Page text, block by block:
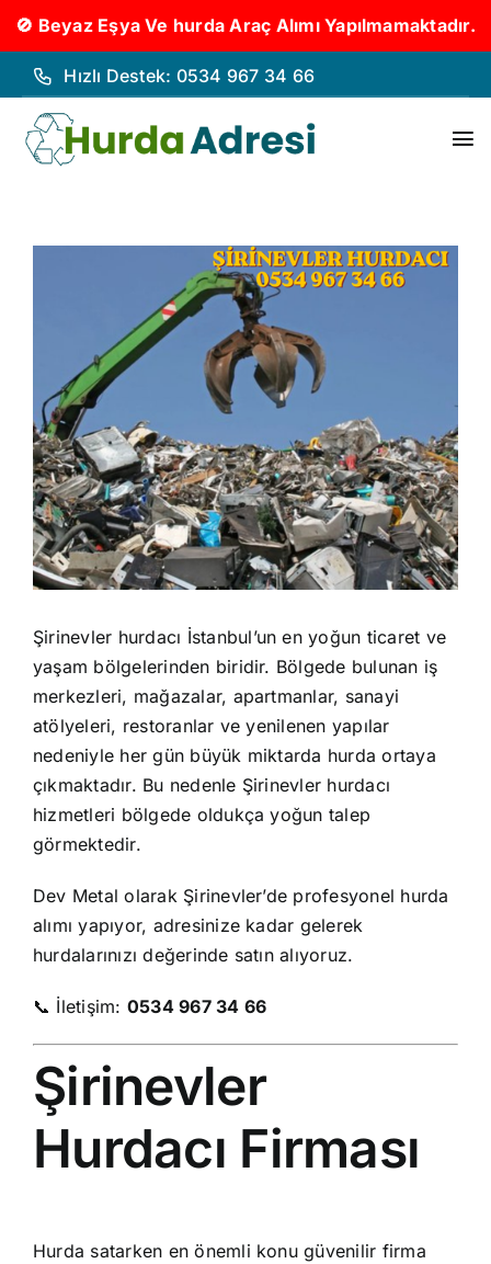
🚫 Beyaz Eşya Ve hurda Araç Alımı Yapılmamaktadır.
İçeriğe
geç
Hızlı Destek: 0534 967 34 66
Şirinevler hurdacı İstanbul’un en yoğun ticaret ve
yaşam bölgelerinden biridir. Bölgede bulunan iş
merkezleri, mağazalar, apartmanlar, sanayi
atölyeleri, restoranlar ve yenilenen yapılar
nedeniyle her gün büyük miktarda hurda ortaya
çıkmaktadır. Bu nedenle Şirinevler hurdacı
hizmetleri bölgede oldukça yoğun talep
görmektedir.
Dev Metal olarak Şirinevler’de profesyonel hurda
alımı yapıyor, adresinize kadar gelerek
hurdalarınızı değerinde satın alıyoruz.
📞 İletişim: 0534 967 34 66
Şirinevler
Hurdacı Firması
Hurda satarken en önemli konu güvenilir firma